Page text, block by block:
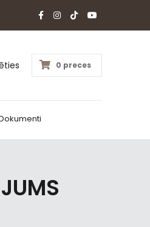
0 preces